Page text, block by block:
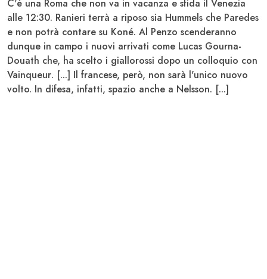
C'è una Roma che non va in vacanza e sfida il Venezia
alle 12:30. Ranieri terrà a riposo sia Hummels che Paredes
e non potrà contare su Koné. Al Penzo scenderanno
dunque in campo i nuovi arrivati come Lucas Gourna-
Douath che, ha scelto i giallorossi dopo un colloquio con
Vainqueur. [...] Il francese, però, non sarà l'unico nuovo
volto. In difesa, infatti, spazio anche a Nelsson. [...]